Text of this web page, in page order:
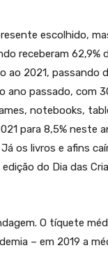
escolhido,
receberam 62,9%
2021, passando
ano passado, com
notebooks,
para 8,5% neste
os livros e afins
do Dia das
O tíquete
– em 2019 a